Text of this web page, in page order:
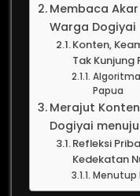
Membaca
Warga Dogiyai
Konten,
Tak Kunjung
Papua
Merajut
Dogiyai
Refleksi
Kedekatan
Menutup